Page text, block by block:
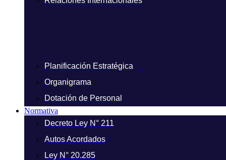
Planificación Estratégica
Organigrama
Dotación de Personal
Normativa
Decreto Ley N° 211
Autos Acordados
Ley N° 20.285